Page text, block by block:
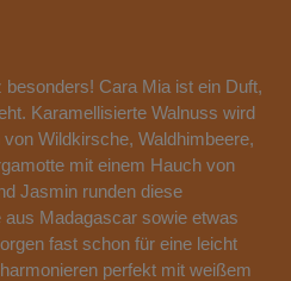
Cara Mia ist ein Duft,
Karamellisierte Walnuss wird
Wildkirsche, Waldhimbeere,
mit einem Hauch von
Jasmin runden diese
aus Madagascar sowie etwas
fast schon für eine leicht
perfekt mit weißem